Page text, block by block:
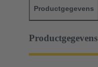
Productgegevens
Productgegevens